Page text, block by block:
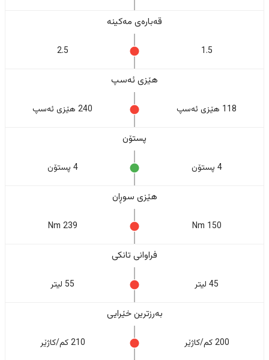
قەبارەی مەکینە
1.5
2.5
هێزی ئەسپ
118 هێزی ئەسپ 240 هێزی ئەسپ
پستۆن
4 پستۆن 4 پستۆن
هێزی سوڕان
150 Nm
239 Nm
فراوانی تانکی
45 لیتر 55 لیتر
بەرزترین خێرایی
200 کم/کاژێر 210 کم/کاژێر